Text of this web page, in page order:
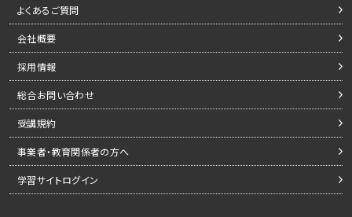
よくあるご質問
会社概要
採用情報
総合お問い合わせ
受講規約
事業者・教育関係者の方へ
学習サイトログイン